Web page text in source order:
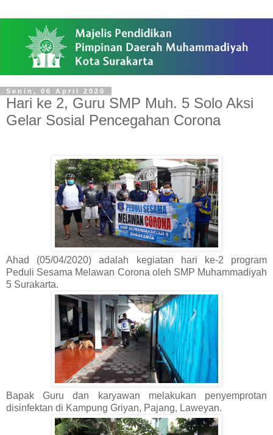
Senin, 06 April 2020
Hari ke 2, Guru SMP Muh. 5 Solo Aksi
Gelar Sosial Pencegahan Corona
Ahad (05/04/2020) adalah kegiatan hari ke-2 program
Peduli Sesama Melawan Corona oleh SMP Muhammadiyah
5 Surakarta.
Bapak Guru dan karyawan melakukan penyemprotan
disinfektan di Kampung Griyan, Pajang, Laweyan.